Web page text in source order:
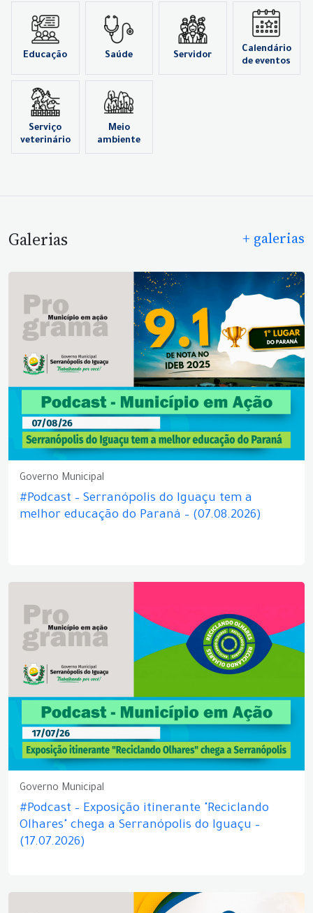
Educação Saúde Servidor
Calendário
de eventos
Serviço
veterinário
Meio
ambiente
Galerias + galerias
Governo Municipal
#Podcast – Serranópolis do Iguaçu tem a
melhor educação do Paraná – (07.08.2026)
Governo Municipal
#Podcast – Exposição itinerante "Reciclando
Olhares" chega a Serranópolis do Iguaçu –
(17.07.2026)